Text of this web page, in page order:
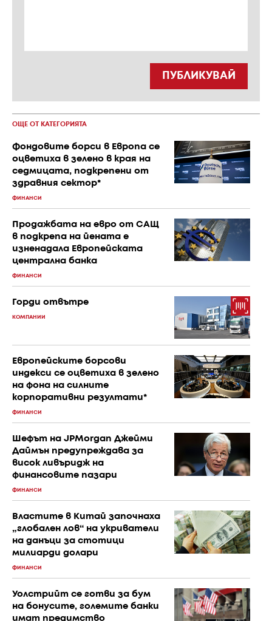
ПУБЛИКУВАЙ
ОЩЕ ОТ КАТЕГОРИЯТА
Фондовите борси в Европа се
оцветиха в зелено в края на
седмицата, подкрепени от
здравния сектор*
ФИНАНСИ
Продажбата на евро от САЩ
в подкрепа на йената е
изненадала Европейската
централна банка
ФИНАНСИ
Горди отвътре
КОМПАНИИ
Европейските борсови
индекси се оцветиха в зелено
на фона на силните
корпоративни резултати*
ФИНАНСИ
Шефът на JPMorgan Джейми
Даймън предупреждава за
висок ливъридж на
финансовите пазари
ФИНАНСИ
Властите в Китай започнаха
„глобален лов“ на укриватели
на данъци за стотици
милиарди долари
ФИНАНСИ
Уолстрийт се готви за бум
на бонусите, големите банки
имат предимство